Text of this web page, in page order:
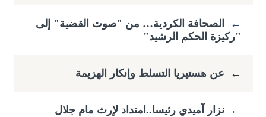
←
الصحافة الكردية… من "صوت القضية" إلى
"ركيزة الحكم الرشيد"
← عن هستيريا التسلط وإنكار الهزيمة
← نزار آميدي رئيسا..امتداد لإرث مام جلال